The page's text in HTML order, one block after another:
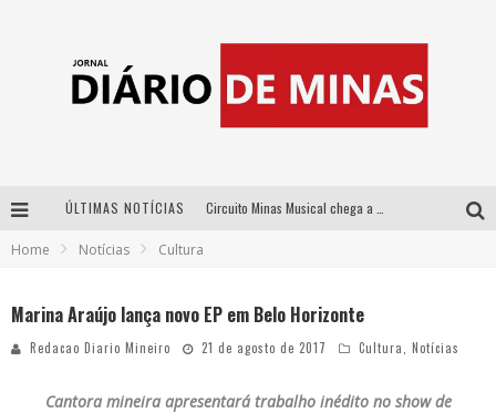
ÚLTIMAS NOTÍCIAS
Yan traz a turnê nacional do PagodYANdo para Belo Horizonte
Home Notícias Cultura
Marina Araújo lança novo EP em Belo Horizonte
Redacao Diario Mineiro 21 de agosto de 2017 Cultura Notícias
Cantora mineira apresentará trabalho inédito no show de